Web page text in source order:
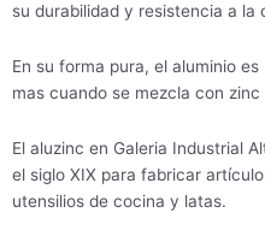
su durabilidad y resistencia a la
En su forma pura, el aluminio
mas cuando se mezcla con
El aluzinc en Galeria Industrial
el siglo XIX para fabricar
utensilios de cocina y latas.